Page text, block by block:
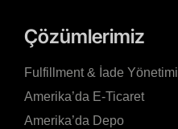
Çözümlerimiz
Fulfillment & İade Yönetimi
Amerika’da E-Ticaret
Amerika’da Depo